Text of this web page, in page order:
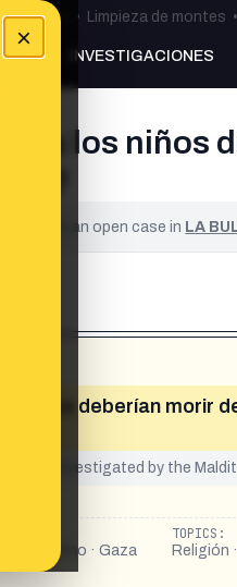
×
Ceuta • Limpieza de montes •
INVESTIGACIONES
los niños
It is an open case in LA
Gaza deberían morir
been investigated by the
palestino · Gaza
TOPICS:
Religión